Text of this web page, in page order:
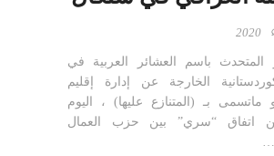
المتحدث باسم العشائر العربية في
الخارجة عن إدارة إقليم
ماتسمى بـ (المتنازع عليها) ، اليوم
من اتفاق “سري” بين حزب العمال